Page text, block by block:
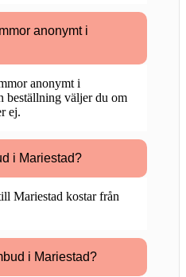
anonymt i
anonymt i
beställning väljer du om
ej.
i Mariestad?
Mariestad kostar från
i Mariestad?